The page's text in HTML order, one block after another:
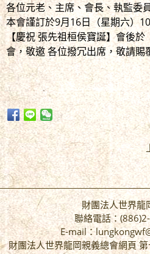
各位元老、主席、會長、執監委
本會謹訂於9月16日（星期六）
【慶祝 張先祖桓侯寶誕】會後
會，敬邀 各位撥冗出席，敬請賜
財團法人世界龍
聯絡電話：
E-mail：
財團法人世界龍岡親義總會網頁